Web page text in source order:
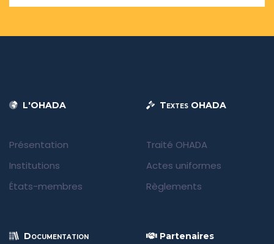
L'OHADA
Présentation
Institutions
États-membres
Textes OHADA
Traité OHADA
Actes uniformes
Règlements
Documentation Partenaires